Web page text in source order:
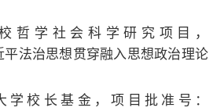
哲学社会科学研究项目，
平法治思想贯穿融入思想政治理论
学校长基金，项目批准号：